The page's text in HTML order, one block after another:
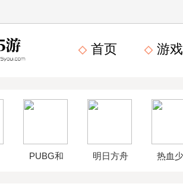
首页 游戏
PUBG和 明日方舟 热血